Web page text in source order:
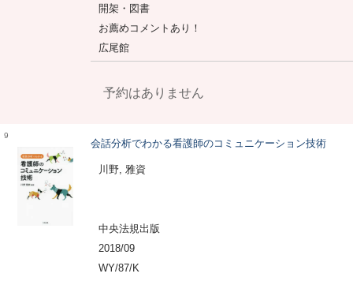
開架・図書
お薦めコメントあり！
広尾館
予約はありません
9
会話分析でわかる看護師のコミュニケーション技術
川野, 雅資
中央法規出版
2018/09
WY/87/K